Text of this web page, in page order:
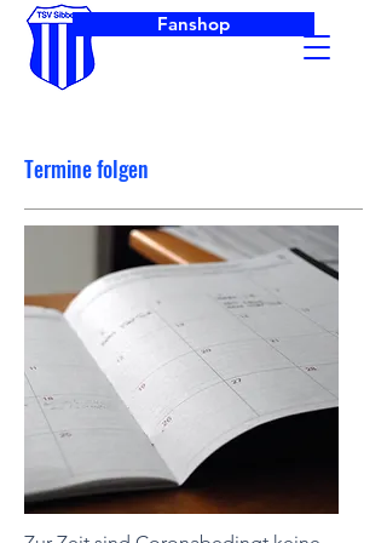
Zum Aufnahmeantrag
Fanshop
Termine folgen